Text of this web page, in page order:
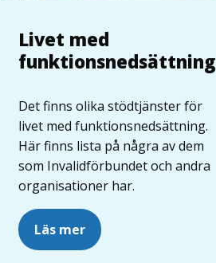
Livet med
funktionsnedsättning
Det finns olika stödtjänster för
livet med funktionsnedsättning.
Här finns lista på några av dem
som Invalidförbundet och andra
organisationer har.
Läs mer